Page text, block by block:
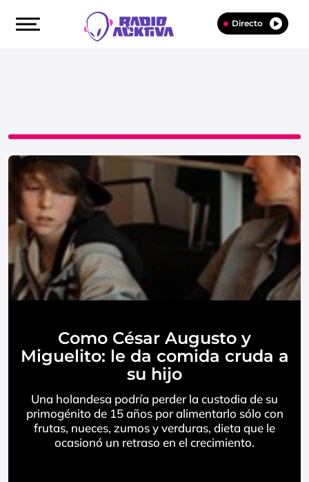
Directo
Como César Augusto y
Miguelito: le da comida cruda a
su hijo
Una holandesa podría perder la custodia de su
primogénito de 15 años por alimentarlo sólo con
frutas, nueces, zumos y verduras, dieta que le
ocasionó un retraso en el crecimiento.